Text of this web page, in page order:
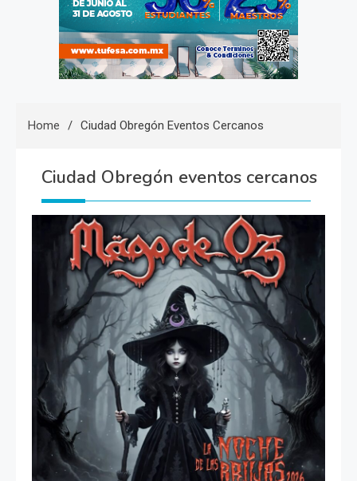
Home Ciudad Obregón Eventos Cercanos
Ciudad Obregón eventos cercanos